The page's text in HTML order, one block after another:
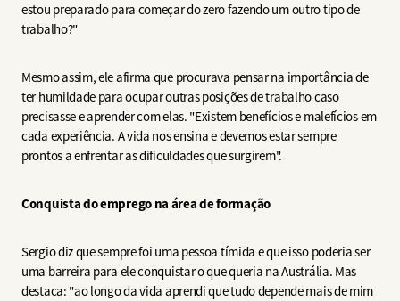
estou preparado para começar do zero fazendo um outro tipo de
trabalho?"
Mesmo assim, ele afirma que procurava pensar na importância de
ter humildade para ocupar outras posições de trabalho caso
precisasse e aprender com elas. "Existem benefícios e malefícios em
cada experiência. A vida nos ensina e devemos estar sempre
prontos a enfrentar as dificuldades que surgirem".
Conquista do emprego na área de formação
Sergio diz que sempre foi uma pessoa tímida e que isso poderia ser
uma barreira para ele conquistar o que queria na Austrália. Mas
destaca: "ao longo da vida aprendi que tudo depende mais de mim